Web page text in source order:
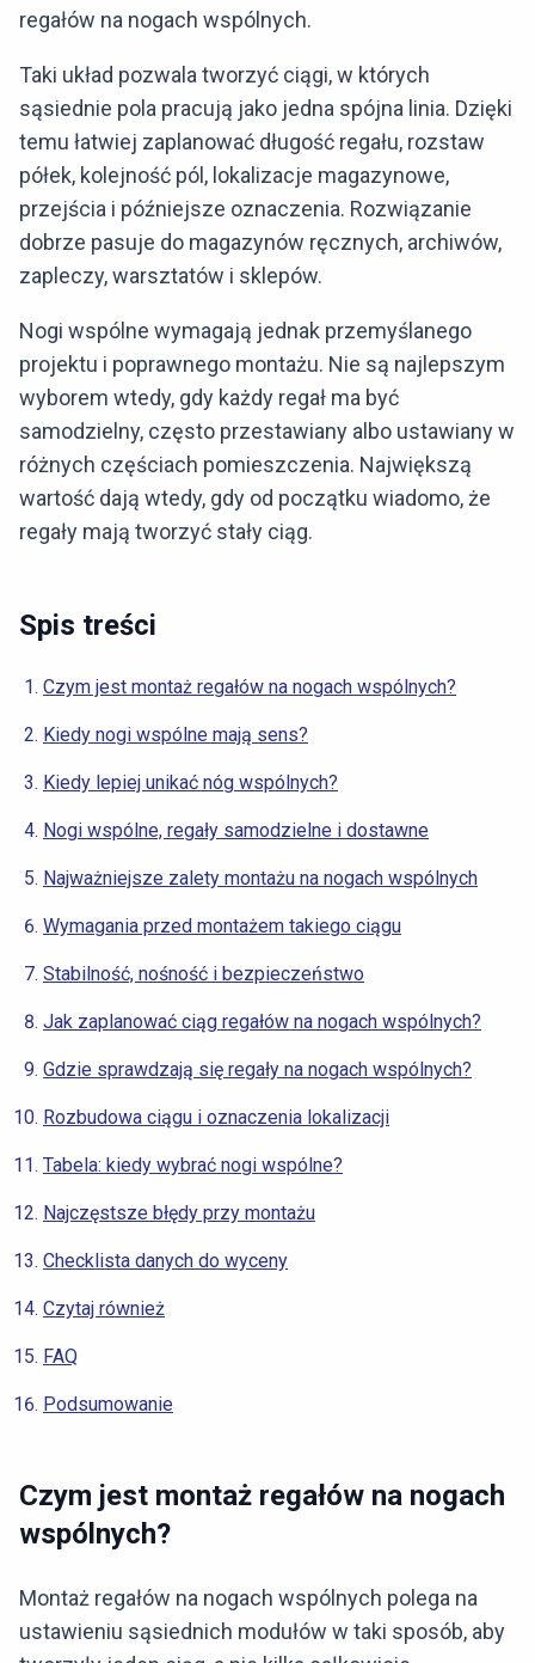
regałów na nogach wspólnych.
Taki układ pozwala tworzyć ciągi, w których
sąsiednie pola pracują jako jedna spójna linia. Dzięki
temu łatwiej zaplanować długość regału, rozstaw
półek, kolejność pól, lokalizacje magazynowe,
przejścia i późniejsze oznaczenia. Rozwiązanie
dobrze pasuje do magazynów ręcznych, archiwów,
zapleczy, warsztatów i sklepów.
Nogi wspólne wymagają jednak przemyślanego
projektu i poprawnego montażu. Nie są najlepszym
wyborem wtedy, gdy każdy regał ma być
samodzielny, często przestawiany albo ustawiany w
różnych częściach pomieszczenia. Największą
wartość dają wtedy, gdy od początku wiadomo, że
regały mają tworzyć stały ciąg.
Spis treści
Czym jest montaż regałów na nogach wspólnych?
Kiedy nogi wspólne mają sens?
Kiedy lepiej unikać nóg wspólnych?
Nogi wspólne, regały samodzielne i dostawne
Najważniejsze zalety montażu na nogach wspólnych
Wymagania przed montażem takiego ciągu
Stabilność, nośność i bezpieczeństwo
Jak zaplanować ciąg regałów na nogach wspólnych?
Gdzie sprawdzają się regały na nogach wspólnych?
Rozbudowa ciągu i oznaczenia lokalizacji
Tabela: kiedy wybrać nogi wspólne?
Najczęstsze błędy przy montażu
Checklista danych do wyceny
Czytaj również
FAQ
Podsumowanie
Czym jest montaż regałów na nogach
wspólnych?
Montaż regałów na nogach wspólnych polega na
ustawieniu sąsiednich modułów w taki sposób, aby